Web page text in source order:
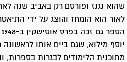
שהוא נגנז ופורסם רק באביב שנה
לאור הוא הומחז והוצג על ידי
יוסף מילוא, שגם ביים אותו
מתוכנית הלימודים לבגרות בספרות,